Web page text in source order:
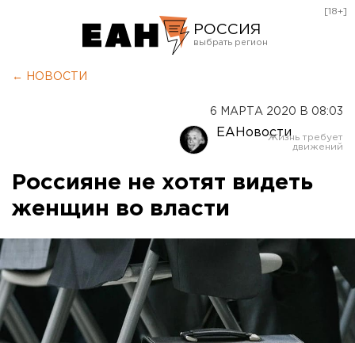
РОССИЯ
Оренбург
[18+]
← НОВОСТИ
6 МАРТА 2020 В 08:03
ЕАНовости
Россияне не хотят видеть
женщин во власти